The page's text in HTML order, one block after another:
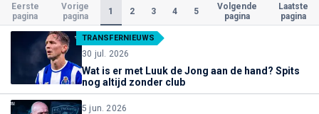
Eerste
pagina
Vorige
pagina
1 (Huidige)
2 3 4 5
Volgende
pagina
Laatste
pagina
TRANSFERNIEUWS
30 jul. 2026
Wat is er met Luuk de Jong aan de hand? Spits
nog altijd zonder club
5 jun. 2026